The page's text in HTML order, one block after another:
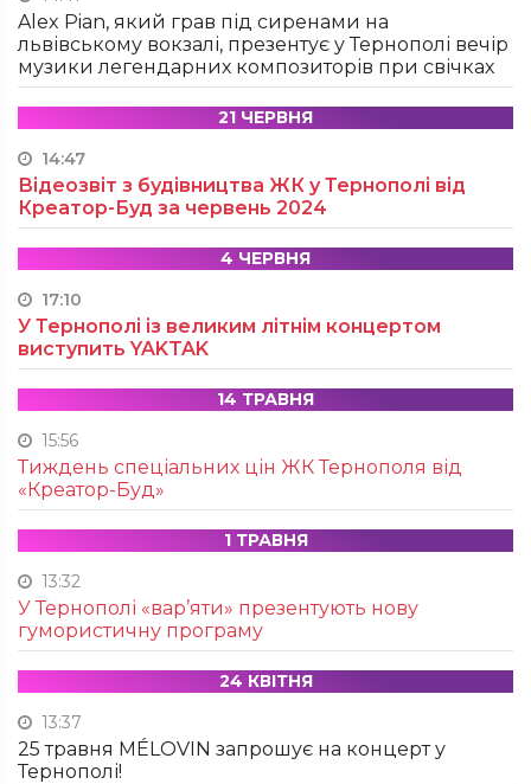
Alex Pian, який грав під сиренами на
львівському вокзалі, презентує у Тернополі вечір
музики легендарних композиторів при свічках
21 ЧЕРВНЯ
14:47
Відеозвіт з будівництва ЖК у Тернополі від
Креатор-Буд за червень 2024
4 ЧЕРВНЯ
17:10
У Тернополі із великим літнім концертом
виступить YAKTAK
14 ТРАВНЯ
15:56
Тиждень спеціальних цін ЖК Тернополя від
«Креатор-Буд»
1 ТРАВНЯ
13:32
У Тернополі «вар’яти» презентують нову
гумористичну програму
24 КВІТНЯ
13:37
25 травня MÉLOVIN запрошує на концерт у
Тернополі!